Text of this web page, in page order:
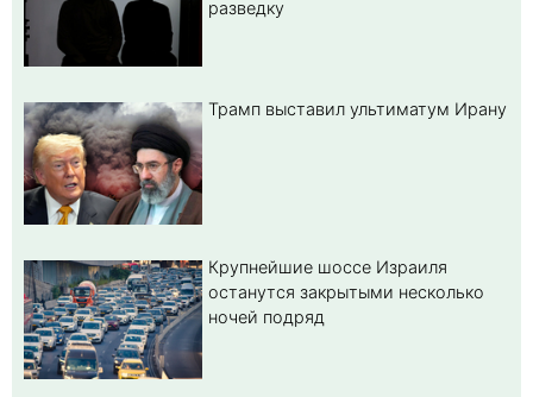
разведку
Трамп выставил ультиматум Ирану
Крупнейшие шоссе Израиля
останутся закрытыми несколько
ночей подряд